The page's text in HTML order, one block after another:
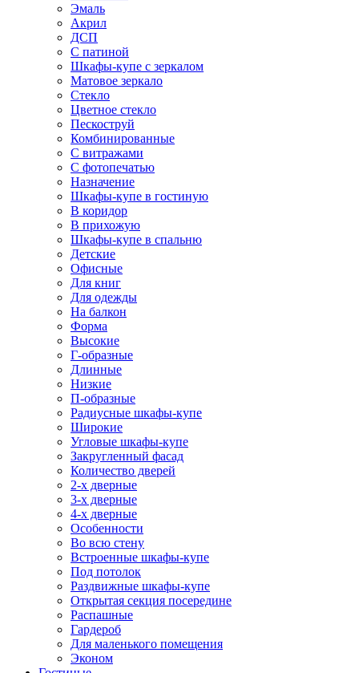
Эмаль
Акрил
ДСП
С патиной
Шкафы-купе с зеркалом
Матовое зеркало
Стекло
Цветное стекло
Пескоструй
Комбинированные
С витражами
С фотопечатью
Назначение
Шкафы-купе в гостиную
В коридор
В прихожую
Шкафы-купе в спальню
Детские
Офисные
Для книг
Для одежды
На балкон
Форма
Высокие
Г-образные
Длинные
Низкие
П-образные
Радиусные шкафы-купе
Широкие
Угловые шкафы-купе
Закругленный фасад
Количество дверей
2-х дверные
3-х дверные
4-х дверные
Особенности
Во всю стену
Встроенные шкафы-купе
Под потолок
Раздвижные шкафы-купе
Открытая секция посередине
Распашные
Гардероб
Для маленького помещения
Эконом